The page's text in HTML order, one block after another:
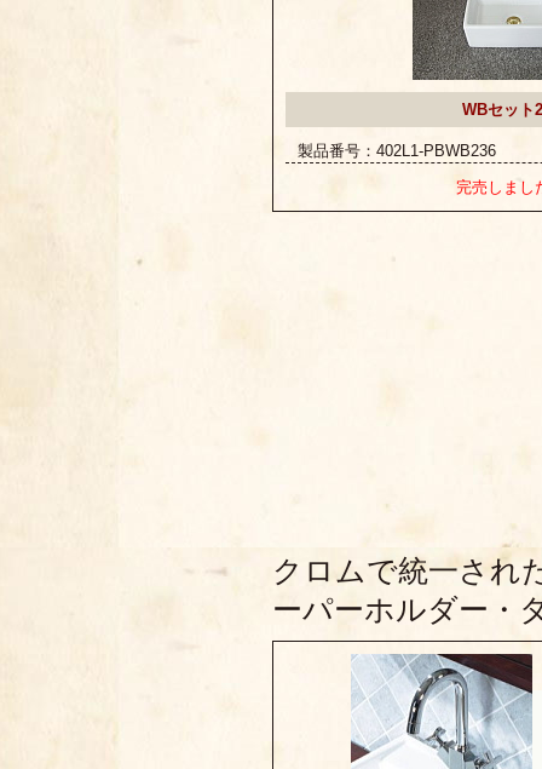
WBセット
製品番号：402L1-PBWB236
完売しまし
クロムで統一され
ーパーホルダー・